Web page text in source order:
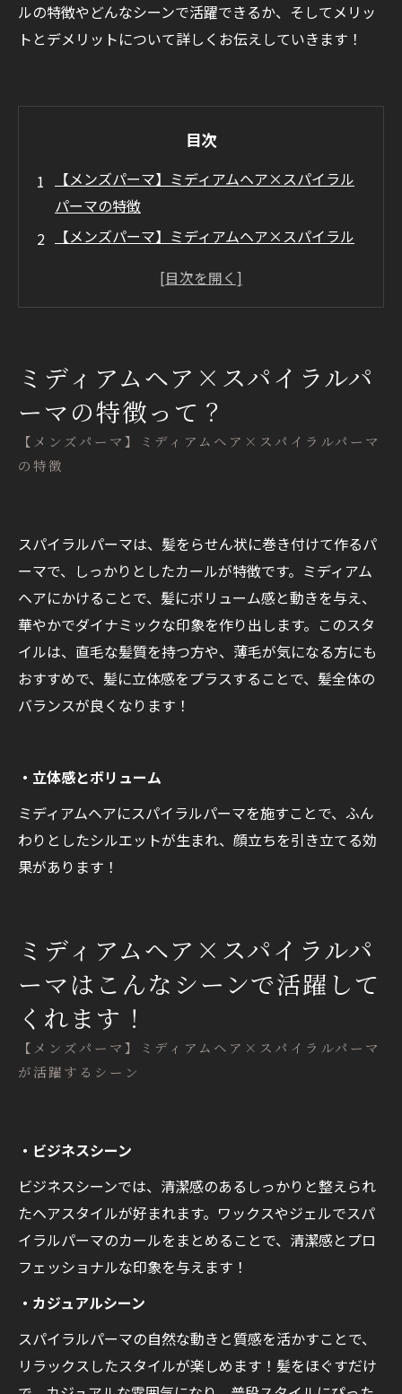
ルの特徴やどんなシーンで活躍できるか、そしてメリッ
トとデメリットについて詳しくお伝えしていきます！
目次
【メンズパーマ】ミディアムヘア×スパイラル
パーマの特徴
【メンズパーマ】ミディアムヘア×スパイラル
ミディアムヘア×スパイラルパーマのメリット
【メンズパーマ】ミディアムヘア×スパイラルパーマ
の特徴
ミディアムヘア×スパイラルパ
ーマの特徴って？
スパイラルパーマは、髪をらせん状に巻き付けて作るパ
ーマで、しっかりとしたカールが特徴です。ミディアム
ヘアにかけることで、髪にボリューム感と動きを与え、
華やかでダイナミックな印象を作り出します。このスタ
イルは、直毛な髪質を持つ方や、薄毛が気になる方にも
おすすめで、髪に立体感をプラスすることで、髪全体の
バランスが良くなります！
・立体感とボリューム
ミディアムヘアにスパイラルパーマを施すことで、ふん
わりとしたシルエットが生まれ、顔立ちを引き立てる効
果があります！
【メンズパーマ】ミディアムヘア×スパイラルパーマ
が活躍するシーン
ミディアムヘア×スパイラルパ
ーマはこんなシーンで活躍して
くれます！
・ビジネスシーン
ビジネスシーンでは、清潔感のあるしっかりと整えられ
たヘアスタイルが好まれます。ワックスやジェルでスパ
イラルパーマのカールをまとめることで、清潔感とプロ
フェッショナルな印象を与えます！
・カジュアルシーン
スパイラルパーマの自然な動きと質感を活かすことで、
リラックスしたスタイルが楽しめます！髪をほぐすだけ